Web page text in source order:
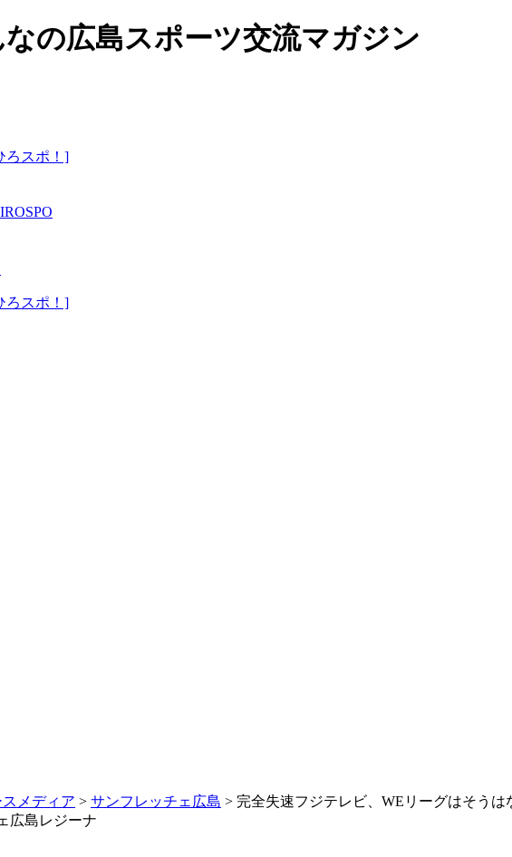
の広島スポーツ交流マガジン
メディア > サンフレッチェ広島 > 完全失速フジテレビ、WEリーグはそう
広島レジーナ